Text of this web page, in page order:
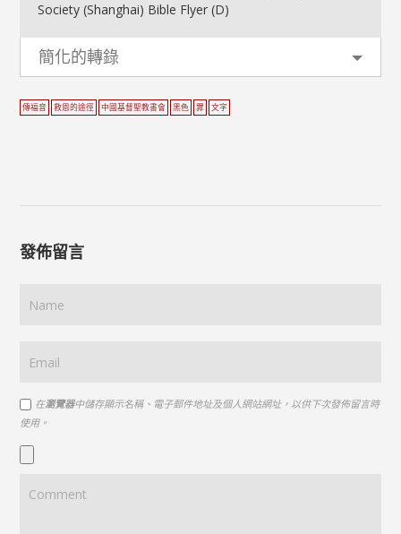
Society (Shanghai) Bible Flyer (D)
簡化的轉錄
傳福音 救恩的途徑 中國基督聖教書會 黑色 罪 文字
發佈留言
在瀏覽器中儲存顯示名稱、電子郵件地址及個人網站網址，以供下次發佈留言時
使用。